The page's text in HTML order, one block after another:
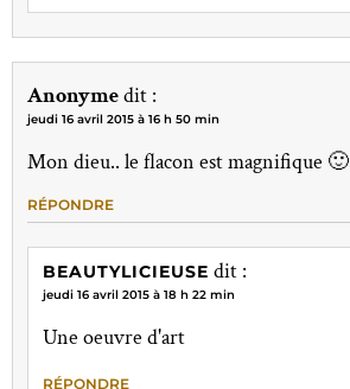
Anonymedit :
jeudi 16 avril 2015 à 16 h 50 min
Mon dieu.. le flacon est magnifique 🙂
RÉPONDRE
BEAUTYLICIEUSE dit :
jeudi 16 avril 2015 à 18 h 22 min
Une oeuvre d'art
RÉPONDRE